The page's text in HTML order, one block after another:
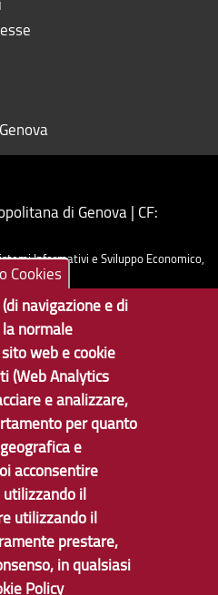
di Genova | CF:
Informativi e Sviluppo Economico,
Tecnologie e Accessibilità
Contatti per il sito Web
Cookies
navigazione e di
normale
web e cookie
(Web Analytics
e analizzare,
per quanto
e
acconsentire
il
utilizzando il
prestare,
in qualsiasi
Policy